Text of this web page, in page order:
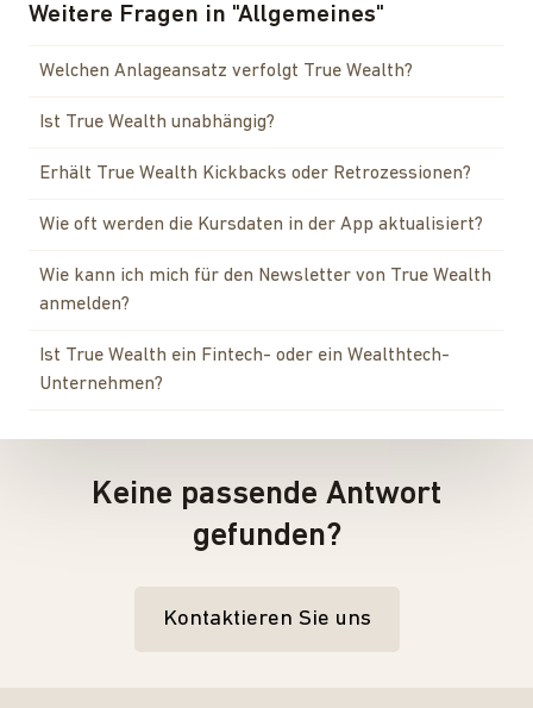
Weitere Fragen in "Allgemeines"
Welchen Anlageansatz verfolgt True Wealth?
Ist True Wealth unabhängig?
Erhält True Wealth Kickbacks oder Retrozessionen?
Wie oft werden die Kursdaten in der App aktualisiert?
Wie kann ich mich für den Newsletter von True Wealth
anmelden?
Ist True Wealth ein Fintech- oder ein Wealthtech-
Unternehmen?
Keine passende Antwort
gefunden?
Kontaktieren Sie uns